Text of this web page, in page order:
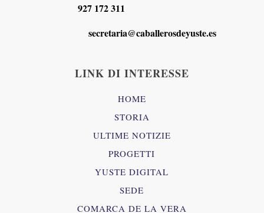
927 172 311
secretaria@caballerosdeyuste.es
LINK DI INTERESSE
HOME
STORIA
ULTIME NOTIZIE
PROGETTI
YUSTE DIGITAL
SEDE
COMARCA DE LA VERA